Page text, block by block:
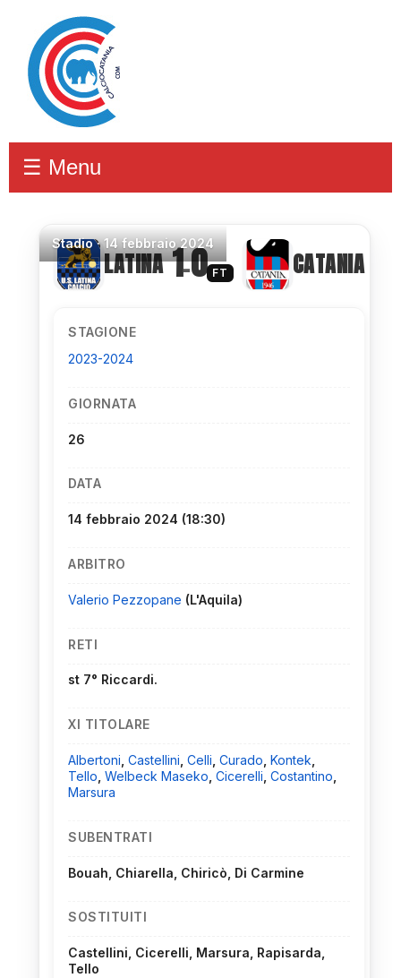
☰ Menu
Stadio·14 febbraio 2024
LATINA 1–0 FT CATANIA
STAGIONE
2023-2024
GIORNATA
26
DATA
14 febbraio 2024 (18:30)
ARBITRO
Valerio Pezzopane (L'Aquila)
RETI
st 7° Riccardi.
XI TITOLARE
Albertoni Castellini Celli Curado Kontek
Tello Welbeck Maseko Cicerelli Costantino
Marsura
SUBENTRATI
Bouah, Chiarella, Chiricò, Di Carmine
SOSTITUITI
Castellini, Cicerelli, Marsura, Rapisarda,
Tello